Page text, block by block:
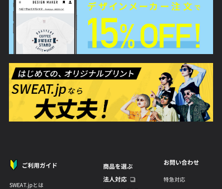
ご利用ガイド
SWEAT.jpとは
商品を選ぶ
法人対応
お問い合わせ
特急対応